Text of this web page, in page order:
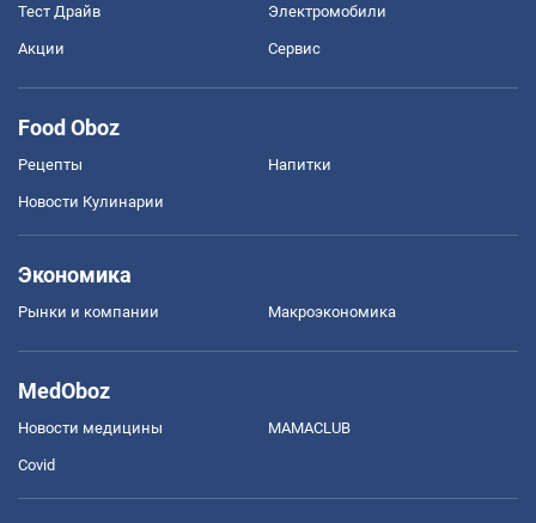
Тест Драйв Электромобили
Акции Сервис
Food Oboz
Рецепты Напитки
Новости Кулинарии
Экономика
Рынки и компании Mакроэкономика
MedOboz
Новости медицины MAMACLUB
Covid